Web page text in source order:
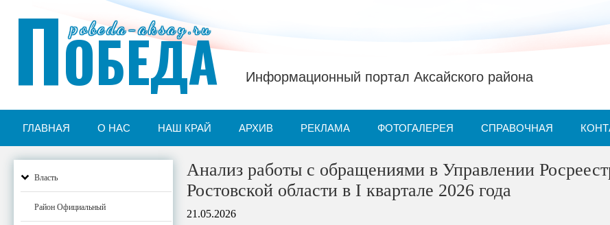
pobeda-aksay.ru
ПОБЕДА Информационный портал Аксайского района
ГЛАВНАЯ О НАС НАШ КРАЙ АРХИВ РЕКЛАМА ФОТОГАЛЕРЕЯ СПРАВОЧНАЯ
Власть
Район Официальный
Анализ работы с обращениями в Управлении
Ростовской области в I квартале 2026 года
21.05.2026